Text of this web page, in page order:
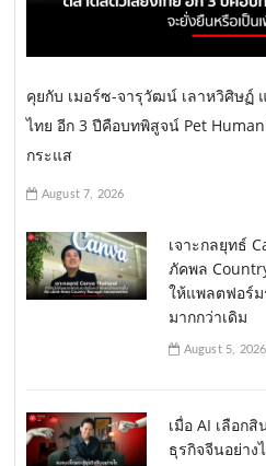
คุยกับ เมอร์ซ-จารุวัฒน์ เลาหวิศิษฏ์
ไทย อีก 3 ปีคือบทพิสูจน์ Pet
กระแส
August 7, 2026
เจาะกลยุทธ์
ภัคพล
ให้แพลตฟอร์ม
มากกว่าเดิม
August 5, 2026
เมื่อ AI เลือก
ธุรกิจจีนอย่าง